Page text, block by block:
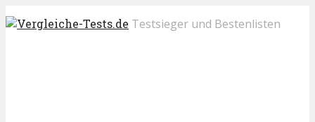
Testsieger und Bestenlisten